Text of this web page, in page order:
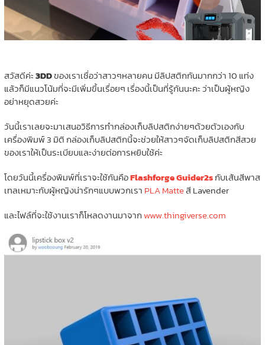
สวัสดีค่ะ3DDของเราเชื่อว่าสาวๆหลายคน มีลิปสติกกันมากกว่า 10 แท่ง
แล้วก็มีแนวโน้มที่จะมีเพิ่มขึ้นเรื่อยๆ เรื่องนี้เป็นที่รู้กันนะคะ ว่าเป็นผู้หญิง
อย่าหยุดสวยค่ะ
วันนี้เราเลยจะมาเสนอวิธีการทำกล่องเก็บลิปสติกง่ายๆด้วยตัวเองกับ
เครื่องพิมพ์ 3 มิติ กล่องเก็บลิปสติกนี้จะช่วยให้สาวๆจัดเก็บลิปสติกสีสวย
ของเราให้เป็นระเบียบและง่ายต่อการหยิบใช้ค่ะ
โดยวันนี้เครื่องพิมพ์ที่เราจะใช้กันคือFlashforge Guider2sกับเส้นสีพาส
เทลเหมาะกับผู้หญิงน่ารักๆแบบพวกเรา PLA Matteสี Lavender
และไฟล์ที่จะใช้งานเราก็โหลดงานมาจากwww.thingiverse.com